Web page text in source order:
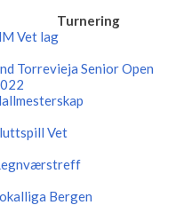
Turnering
Vet lag
Torrevieja Senior Open
Vet
Bergen